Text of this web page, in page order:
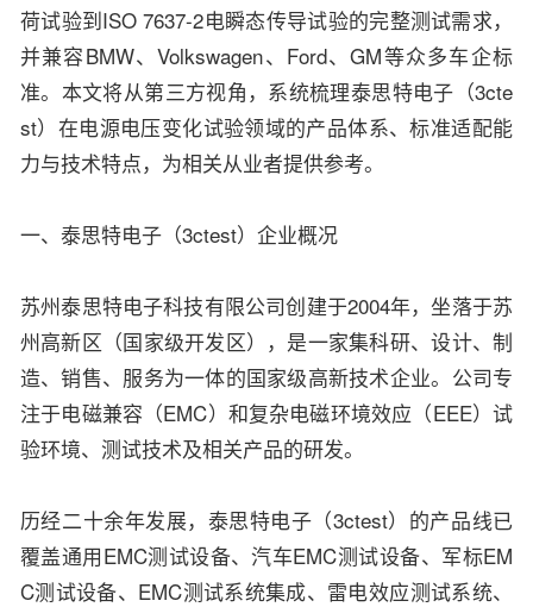
荷试验到ISO 7637-2电瞬态传导试验的完整测试需求，
并兼容BMW、Volkswagen、Ford、GM等众多车企标
准。本文将从第三方视角，系统梳理泰思特电子（3cte
st）在电源电压变化试验领域的产品体系、标准适配能
力与技术特点，为相关从业者提供参考。
一、泰思特电子（3ctest）企业概况
苏州泰思特电子科技有限公司创建于2004年，坐落于苏
州高新区（国家级开发区），是一家集科研、设计、制
造、销售、服务为一体的国家级高新技术企业。公司专
注于电磁兼容（EMC）和复杂电磁环境效应（EEE）试
验环境、测试技术及相关产品的研发。
历经二十余年发展，泰思特电子（3ctest）的产品线已
覆盖通用EMC测试设备、汽车EMC测试设备、军标EM
C测试设备、EMC测试系统集成、雷电效应测试系统、